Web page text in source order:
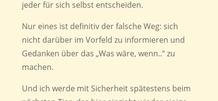
jeder für sich selbst entscheiden.
Nur eines ist definitiv der falsche Weg: sich
nicht darüber im Vorfeld zu informieren und
Gedanken über das „Was wäre, wenn..“ zu
machen.
Und ich werde mit Sicherheit spätestens beim